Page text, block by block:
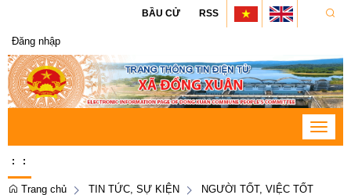
BẦU CỬ RSS
Đăng nhập
Toggle
: :
Trang chủ TIN TỨC, SỰ KIỆN NGƯỜI TỐT, VIỆC TỐT